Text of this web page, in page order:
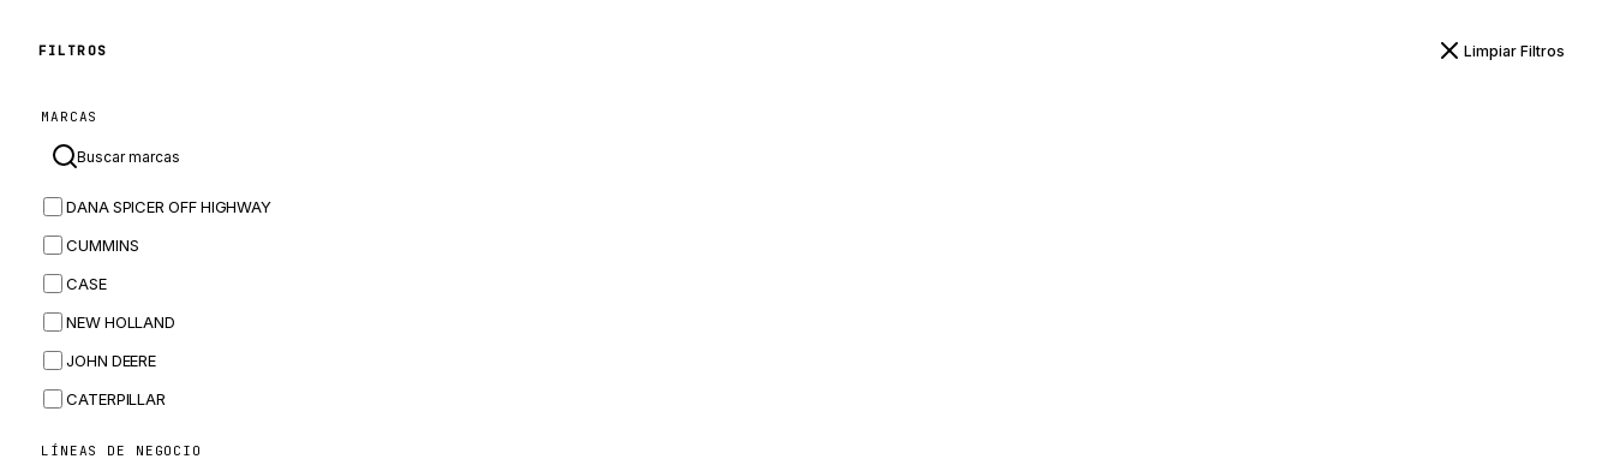
FILTROS Limpiar Filtros
MARCAS
DANA SPICER OFF HIGHWAY
CUMMINS
CASE
NEW HOLLAND
JOHN DEERE
CATERPILLAR
LÍNEAS DE NEGOCIO